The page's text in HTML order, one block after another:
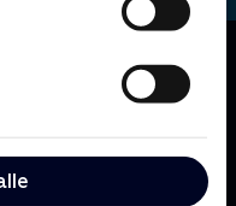
du så din
mennesker - men
kommer på?